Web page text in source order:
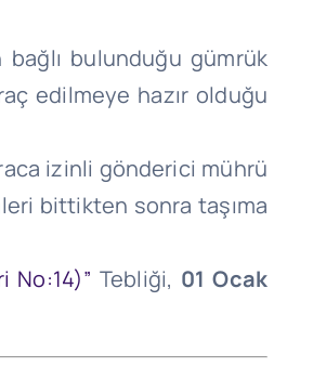
bulunduğu gümrük
edilmeye hazır olduğu
izinli gönderici mührü
bittikten sonra taşıma
No:14)” Tebliği, 01 Ocak